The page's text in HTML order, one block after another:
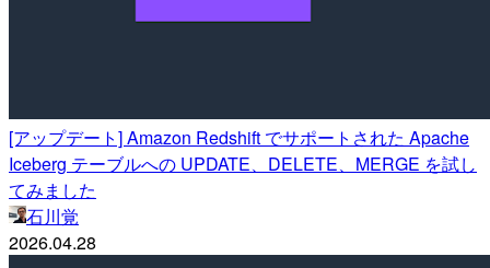
[アップデート] Amazon Redshift でサポートされた Apache
Iceberg テーブルへの UPDATE、DELETE、MERGE を試し
てみました
石川覚
2026.04.28